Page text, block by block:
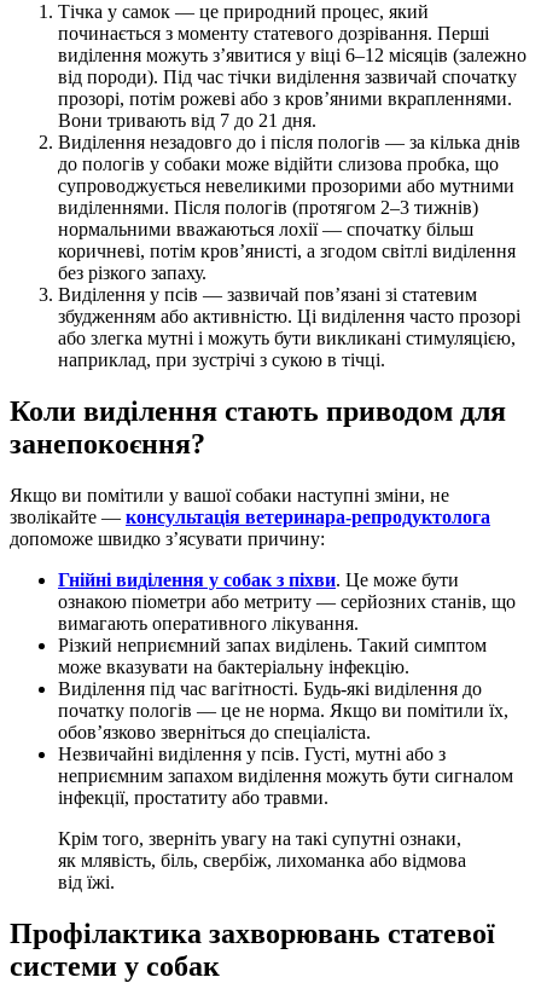
Тічка у самок — це природний процес, який
починається з моменту статевого дозрівання. Перші
виділення можуть з’явитися у віці 6–12 місяців (залежно
від породи). Під час тічки виділення зазвичай спочатку
прозорі, потім рожеві або з кров’яними вкрапленнями.
Вони тривають від 7 до 21 дня.
Виділення незадовго до і після пологів — за кілька днів
до пологів у собаки може відійти слизова пробка, що
супроводжується невеликими прозорими або мутними
виділеннями. Після пологів (протягом 2–3 тижнів)
нормальними вважаються лохії — спочатку більш
коричневі, потім кров’янисті, а згодом світлі виділення
без різкого запаху.
Виділення у псів — зазвичай пов’язані зі статевим
збудженням або активністю. Ці виділення часто прозорі
або злегка мутні і можуть бути викликані стимуляцією,
наприклад, при зустрічі з сукою в тічці.
Коли виділення стають приводом для
занепокоєння?
Якщо ви помітили у вашої собаки наступні зміни, не
зволікайте — консультація ветеринара-репродуктолога
допоможе швидко з’ясувати причину:
Гнійні виділення у собак з піхви. Це може бути
ознакою піометри або метриту — серйозних станів, що
вимагають оперативного лікування.
Різкий неприємний запах виділень. Такий симптом
може вказувати на бактеріальну інфекцію.
Виділення під час вагітності. Будь-які виділення до
початку пологів — це не норма. Якщо ви помітили їх,
обов’язково зверніться до спеціаліста.
Незвичайні виділення у псів. Густі, мутні або з
неприємним запахом виділення можуть бути сигналом
інфекції, простатиту або травми.
Крім того, зверніть увагу на такі супутні ознаки,
як млявість, біль, свербіж, лихоманка або відмова
від їжі.
Профілактика захворювань статевої
системи у собак